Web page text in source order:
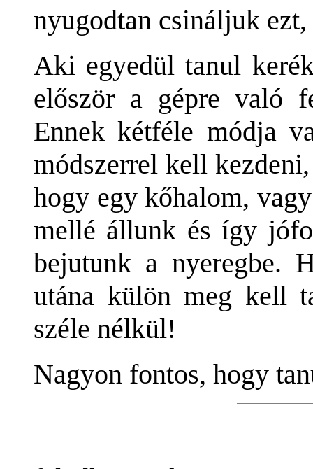
nyugodtan csináljuk
Aki egyedül tanul
először a gépre való
Ennek kétféle módja
módszerrel kell
hogy egy kőhalom,
mellé állunk és így
bejutunk a nyeregbe.
utána külön meg kell
széle nélkül!
Nagyon fontos, hogy